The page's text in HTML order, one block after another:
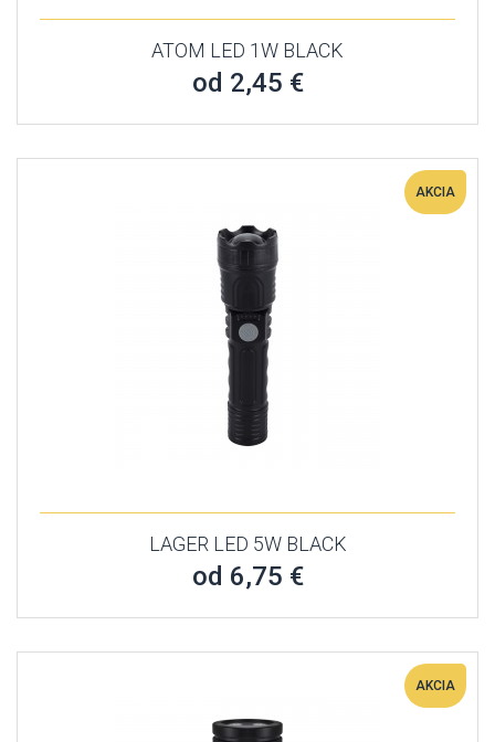
ATOM LED 1W BLACK
od 2,45 €
AKCIA
LAGER LED 5W BLACK
od 6,75 €
AKCIA